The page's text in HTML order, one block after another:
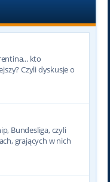
kto
Czyli dyskusje o
Bundesliga, czyli
grających w nich